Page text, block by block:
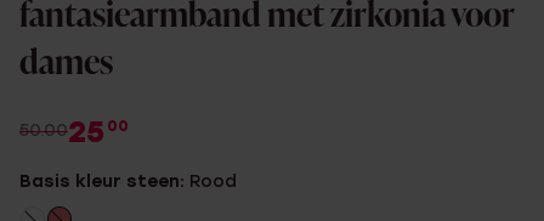
fantasiearmband met zirkonia voor
dames
50.0025 00
Basis kleur steen: Rood